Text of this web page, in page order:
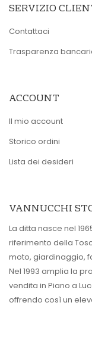
SERVIZIO
Contattaci
Trasparenza
ACCOUNT
Il mio account
Storico ordini
Lista dei desideri
VANNUCCHI
La ditta nasce nel
riferimento della
moto, giardinaggio,
Nel 1993 amplia la
vendita in Piano a
offrendo così un